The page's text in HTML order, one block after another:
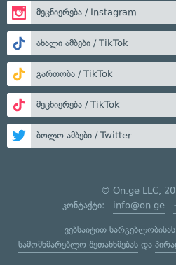
მეცნიერება / Instagram
ახალი ამბები / TikTok
გართობა / TikTok
მეცნიერება / TikTok
ბოლო ამბები / Twitter
© On.ge LLC,
კონტაქტი: info@on.ge
ვებსაიტით
სამომხმარებლო შეთანხმებასდა